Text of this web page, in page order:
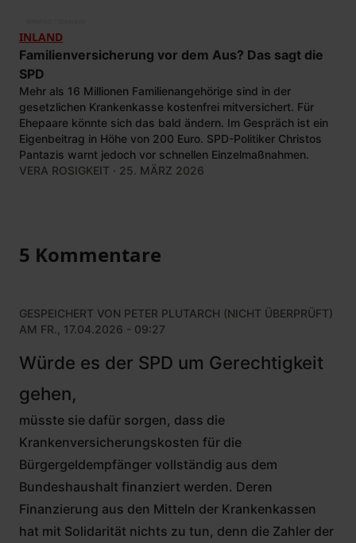
INLAND
Familienversicherung vor dem Aus? Das sagt die
SPD
Mehr als 16 Millionen Familienangehörige sind in der
gesetzlichen Krankenkasse kostenfrei mitversichert. Für
Ehepaare könnte sich das bald ändern. Im Gespräch ist ein
Eigenbeitrag in Höhe von 200 Euro. SPD-Politiker Christos
Pantazis warnt jedoch vor schnellen Einzelmaßnahmen.
VERA ROSIGKEIT · 25. MÄRZ 2026
5 Kommentare
GESPEICHERT VON PETER PLUTARCH (NICHT ÜBERPRÜFT)
AM FR., 17.04.2026 - 09:27
Würde es der SPD um Gerechtigkeit
gehen,
müsste sie dafür sorgen, dass die
Krankenversicherungskosten für die
Bürgergeldempfänger vollständig aus dem
Bundeshaushalt finanziert werden. Deren
Finanzierung aus den Mitteln der Krankenkassen
hat mit Solidarität nichts zu tun, denn die Zahler der